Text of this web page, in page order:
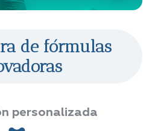
de fórmulas
personalizada